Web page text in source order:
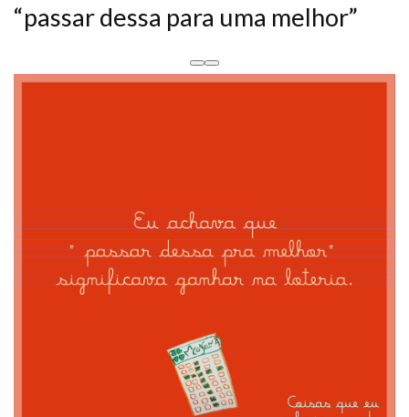
“passar dessa para uma melhor”